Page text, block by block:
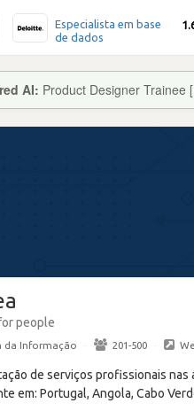
Especialista em base
de dados
AI: Product Designer Trainee
people
da Informação · 201-500 ·
de serviços profissionais
em: Portugal, Angola, Cabo